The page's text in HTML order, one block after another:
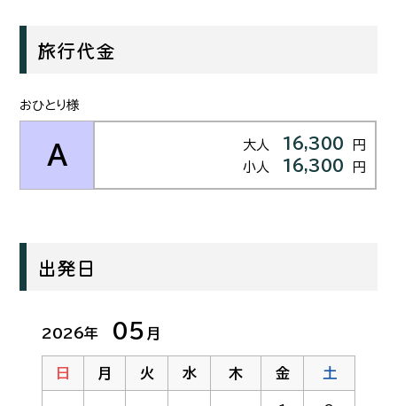
旅行代金
おひとり様
A 大人 16,300
円
小人
16,300 円
出発日
2026年 05 月
日 月 火 水 木 金 土